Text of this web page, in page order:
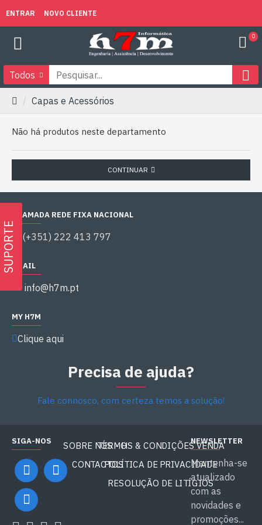
SUPORTE
ENTRAR NOVO CLIENTE
0
Todos
Capas e Acessórios
Não há produtos neste departamento
CONTINUAR
CHAMADA REDE FIXA NACIONAL
(+351) 222 413 797
EMAIL
info@h7m.pt
MY H7M
Clique aqui
Precisa de ajuda?
Fale connosco, com certeza temos a solução!
SIGA-NOS
SOBRE NÓS - H7M
CONTACTOS
TERMOS & CONDIÇÕES VENDA
POLÍTICA DE PRIVACIDADE
RESOLUÇÃO DE LITÍGIOS
NEWSLETTER
Mantenha-se
atualizado
com as
novidades e
promoções...